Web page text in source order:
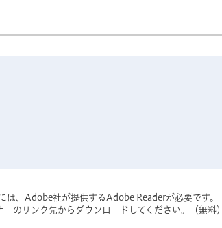
は、Adobe社が提供するAdobe Readerが必要です。
のリンク先からダウンロードしてください。（無料）